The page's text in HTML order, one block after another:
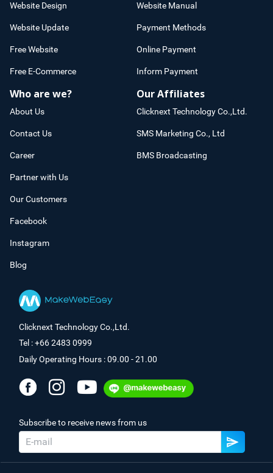
Website Design
Website Update
Free Website
Free E-Commerce
Website Manual
Payment Methods
Online Payment
Inform Payment
Who are we?
About Us
Contact Us
Career
Partner with Us
Our Customers
Facebook
Instagram
Blog
Our Affiliates
Clicknext Technology Co.,Ltd.
SMS Marketing Co., Ltd
BMS Broadcasting
Clicknext Technology Co.,Ltd.
Tel : +66 2483 0999
Daily Operating Hours : 09.00 - 21.00
Subscribe to receive news from us